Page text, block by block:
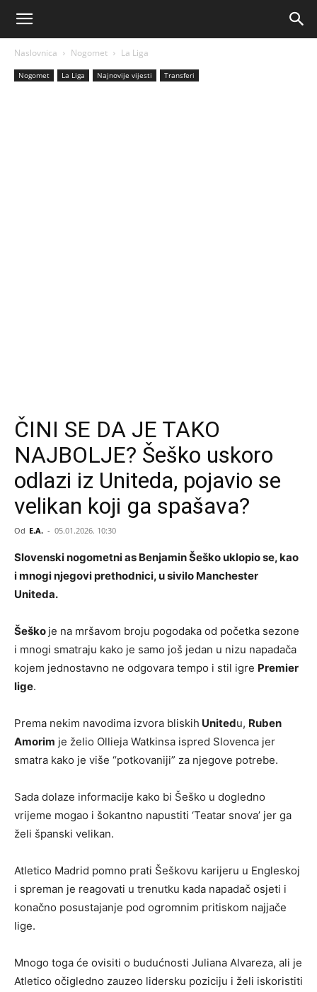
Naslovnica Nogomet La Liga
Nogomet La Liga Najnovije vijesti Transferi
ČINI SE DA JE TAKO
NAJBOLJE? Šeško uskoro
odlazi iz Uniteda, pojavio se
velikan koji ga spašava?
Od E.A. - 05.01.2026. 10:30
Slovenski nogometni as Benjamin Šeško uklopio se, kao
i mnogi njegovi prethodnici, u sivilo Manchester
Uniteda.
Šeško je na mršavom broju pogodaka od početka sezone
i mnogi smatraju kako je samo još jedan u nizu napadača
kojem jednostavno ne odgovara tempo i stil igre Premier
lige.
Prema nekim navodima izvora bliskih Unitedu, Ruben
Amorim je želio Ollieja Watkinsa ispred Slovenca jer
smatra kako je više “potkovaniji” za njegove potrebe.
Sada dolaze informacije kako bi Šeško u dogledno
vrijeme mogao i šokantno napustiti ‘Teatar snova’ jer ga
želi španski velikan.
Atletico Madrid pomno prati Šeškovu karijeru u Engleskoj
i spreman je reagovati u trenutku kada napadač osjeti i
konačno posustajanje pod ogromnim pritiskom najjače
lige.
Mnogo toga će ovisiti o budućnosti Juliana Alvareza, ali je
Atletico očigledno zauzeo lidersku poziciju i želi iskoristiti